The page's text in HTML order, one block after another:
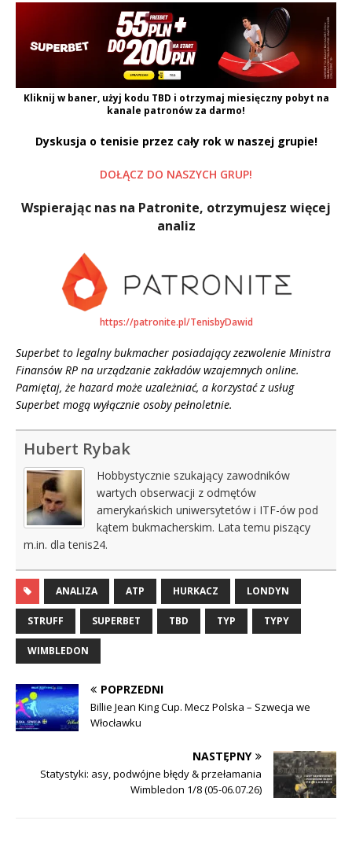
Kliknij w baner, użyj kodu TBD i otrzymaj miesięczny pobyt na
kanale patronów za darmo!
Dyskusja o tenisie przez cały rok w naszej grupie!
DOŁĄCZ DO NASZYCH GRUP!
Wspierając nas na Patronite, otrzymujesz więcej
analiz
https://patronite.pl/TenisbyDawid
Superbet to legalny bukmacher posiadający zezwolenie Ministra
Finansów RP na urządzanie zakładów wzajemnych online.
Pamiętaj, że hazard może uzależniać, a korzystać z usług
Superbet mogą wyłącznie osoby pełnoletnie.
Hubert Rybak
Hobbystycznie szukający zawodników
wartych obserwacji z odmętów
amerykańskich uniwersytetów i ITF-ów pod
kątem bukmacherskim. Lata temu piszący
m.in. dla tenis24.
ANALIZA ATP HURKACZ LONDYN
STRUFF SUPERBET TBD TYP TYPY
WIMBLEDON
POPRZEDNI
Billie Jean King Cup. Mecz Polska – Szwecja we
Włocławku
NASTĘPNY
Statystyki: asy, podwójne błędy & przełamania
Wimbledon 1/8 (05-06.07.26)